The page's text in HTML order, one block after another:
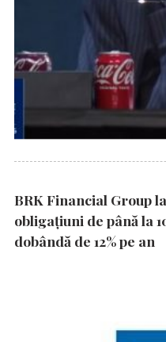
BRK Financial Group
obligațiuni de până la
dobândă de 12% pe an